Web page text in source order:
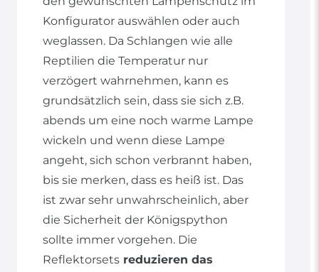
Konfigurator auswählen oder auch
weglassen. Da Schlangen wie alle
Reptilien die Temperatur nur
verzögert wahrnehmen, kann es
grundsätzlich sein, dass sie sich z.B.
abends um eine noch warme Lampe
wickeln und wenn diese Lampe
angeht, sich schon verbrannt haben,
bis sie merken, dass es heiß ist. Das
ist zwar sehr unwahrscheinlich, aber
die Sicherheit der Königspython
sollte immer vorgehen. Die
Reflektorsets reduzieren das